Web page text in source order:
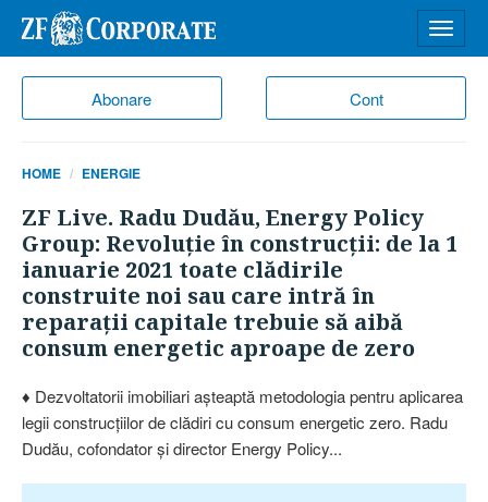
Abonare Cont
meniu
HOME ENERGIE
ZF Live. Radu Dudău, Energy Policy
Group: Revoluţie în construcţii: de la 1
ianuarie 2021 toate clădirile
construite noi sau care intră în
reparaţii capitale trebuie să aibă
consum energetic aproape de zero
♦ Dezvoltatorii imobiliari aşteaptă metodologia pentru aplicarea
legii construcţiilor de clădiri cu consum energetic zero. Radu
Dudău, cofondator şi director Energy Policy...